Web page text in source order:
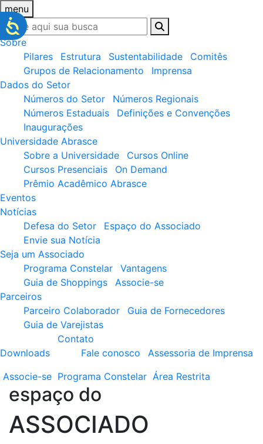
menu
Sobre
Pilares
Estrutura Sustentabilidade
Comitês
Grupos de Relacionamento
Imprensa
Dados do Setor
Números do Setor
Números Regionais
Números Estaduais
Definições e Convenções
Inaugurações
Universidade Abrasce
Sobre a Universidade
Cursos Online
Cursos Presenciais
On Demand
Prêmio Acadêmico Abrasce
Eventos
Notícias
Defesa do Setor
Espaço do Associado
Envie sua Notícia
Seja um Associado
Programa Constelar
Vantagens
Guia de Shoppings
Associe-se
Parceiros
Parceiro Colaborador
Guia de Fornecedores
Guia de Varejistas
Downloads
Contato
Fale conosco
Assessoria de Imprensa
Associe-se Programa Constelar Área Restrita
espaço do
ASSOCIADO